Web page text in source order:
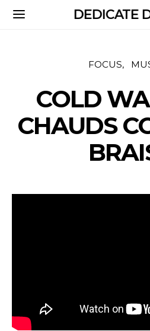
DEDICATE
FOCUS
COLD
CHAUDS